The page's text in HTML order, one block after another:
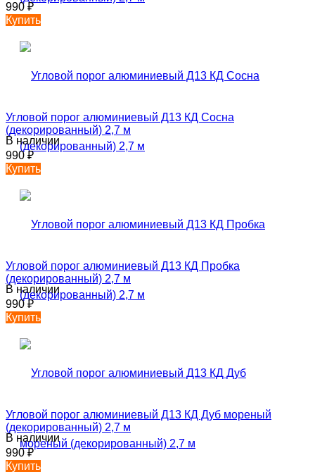
990 ₽
Купить
Угловой порог алюминиевый Д13 КД Сосна
(декорированный) 2,7 м
В наличии
990 ₽
Купить
Угловой порог алюминиевый Д13 КД Пробка
(декорированный) 2,7 м
В наличии
990 ₽
Купить
Угловой порог алюминиевый Д13 КД Дуб мореный
(декорированный) 2,7 м
В наличии
990₽
Купить